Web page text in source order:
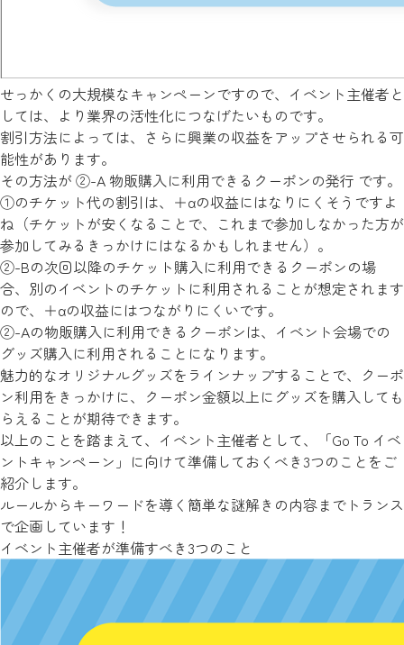
せっかくの大規模なキャンペーンですので、イベント主催者と
しては、より業界の活性化につなげたいものです。
割引方法によっては、さらに興業の収益をアップさせられる可
能性があります。
その方法が ②-A 物販購入に利用できるクーポンの発行 です。
①のチケット代の割引は、＋αの収益にはなりにくそうですよ
ね（チケットが安くなることで、これまで参加しなかった方が
参加してみるきっかけにはなるかもしれません）。
②-Bの次回以降のチケット購入に利用できるクーポンの場
合、別のイベントのチケットに利用されることが想定されます
ので、＋αの収益にはつながりにくいです。
②-Aの物販購入に利用できるクーポンは、イベント会場での
グッズ購入に利用されることになります。
魅力的なオリジナルグッズをラインナップすることで、クーポ
ン利用をきっかけに、クーポン金額以上にグッズを購入しても
らえることが期待できます。
以上のことを踏まえて、イベント主催者として、「Go To イベ
ントキャンペーン」に向けて準備しておくべき3つのことをご
紹介します。
ルールからキーワードを導く簡単な謎解きの内容までトランス
で企画しています！
イベント主催者が準備すべき3つのこと